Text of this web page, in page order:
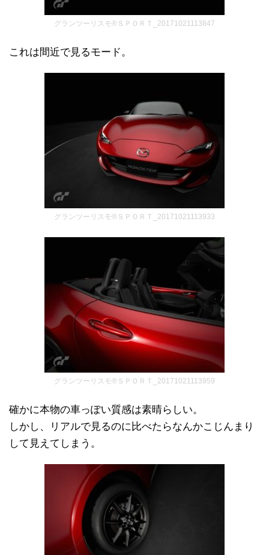
グランツーリスモ®ＳＰＯＲＴ_20171021113847
これは間近で見るモード。
グランツーリスモ®ＳＰＯＲＴ_20171021113933
グランツーリスモ®ＳＰＯＲＴ_20171021113959
確かに本物の車っぽい質感は素晴らしい。
しかし、リアルで見るのに比べたらなんかこじんまり
して見えてしまう。